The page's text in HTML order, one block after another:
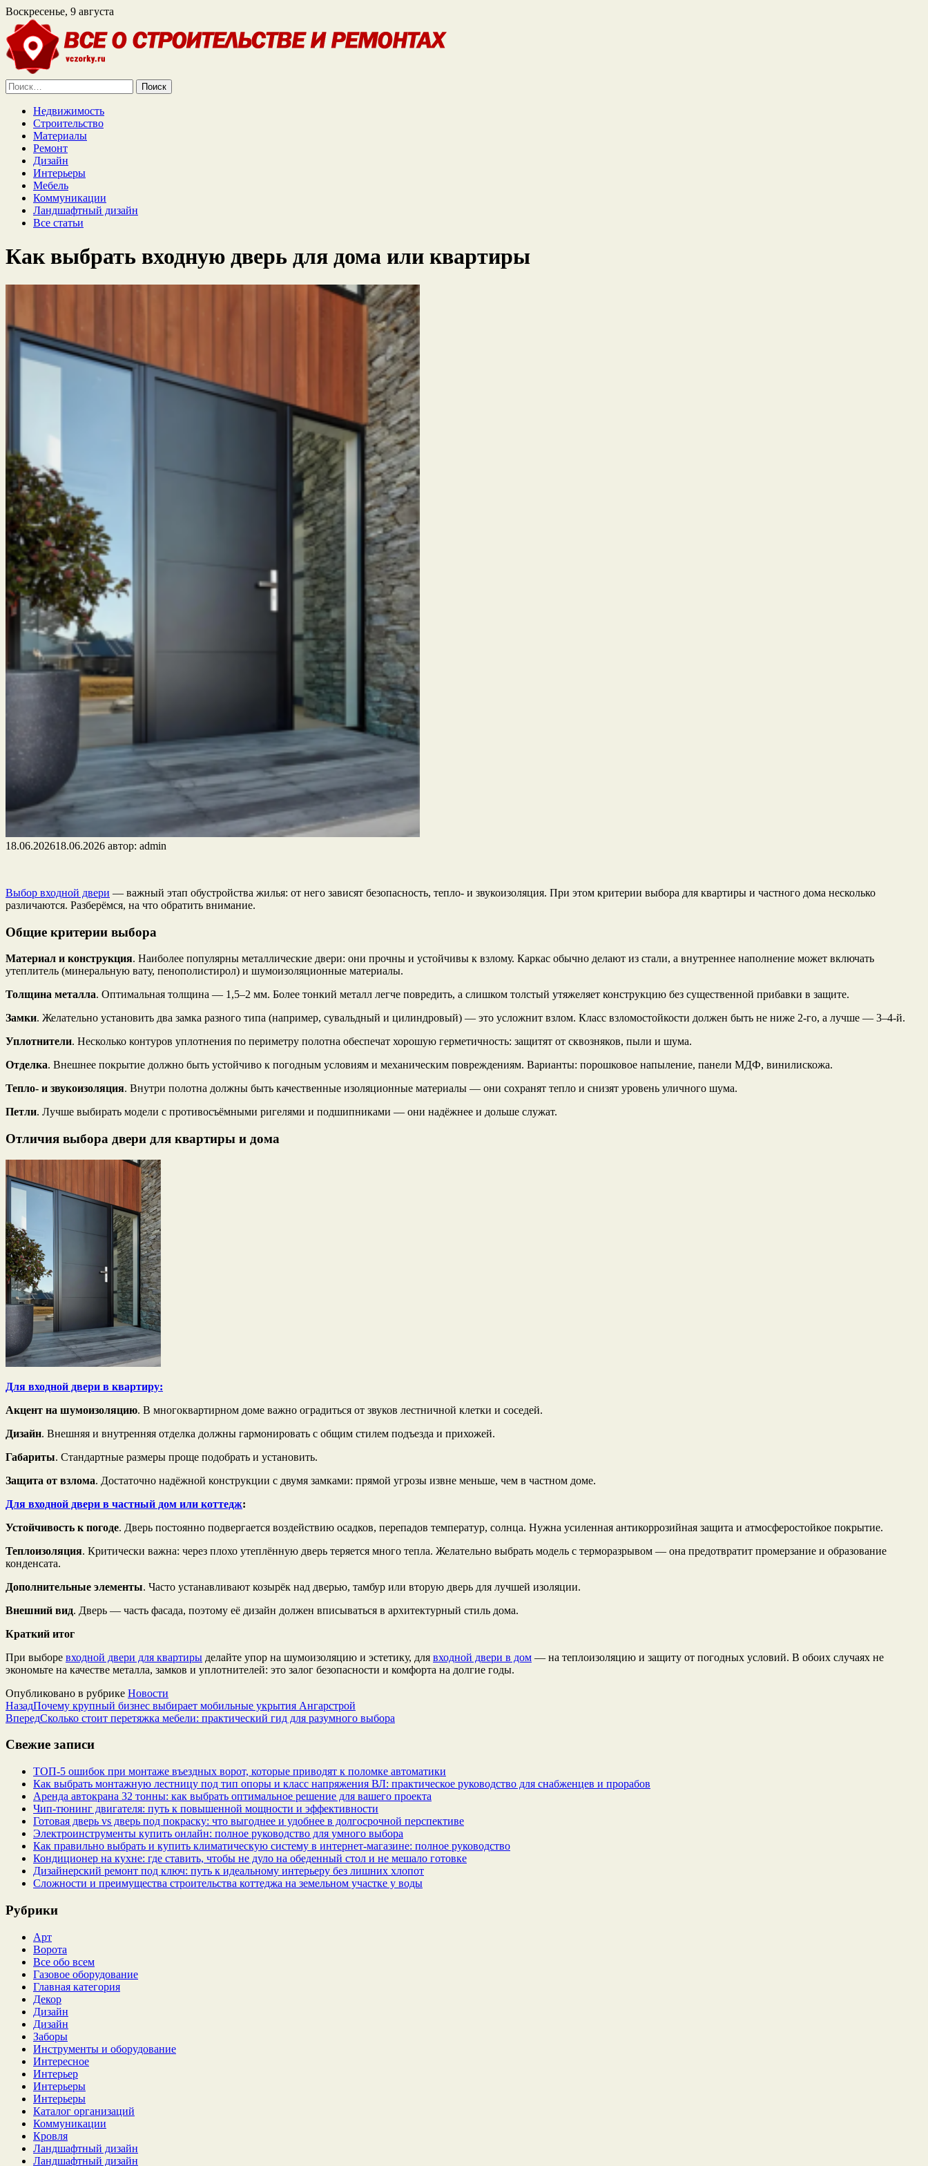
Воскресенье, 9 августа
Найти:
Недвижимость
Строительство
Материалы
Ремонт
Дизайн
Интерьеры
Мебель
Коммуникации
Ландшафтный дизайн
Все статьи
Как выбрать входную дверь для дома или квартиры
18.06.202618.06.2026 автор: admin
Выбор входной двери — важный этап обустройства жилья: от него зависят безопасность, тепло‑ и звукоизоляция. При этом критерии выбора для квартиры и частного дома несколько
различаются. Разберёмся, на что обратить внимание.
Общие критерии выбора
Материал и конструкция. Наиболее популярны металлические двери: они прочны и устойчивы к взлому. Каркас обычно делают из стали, а внутреннее наполнение может включать
утеплитель (минеральную вату, пенополистирол) и шумоизоляционные материалы.
Толщина металла. Оптимальная толщина — 1,5–2 мм. Более тонкий металл легче повредить, а слишком толстый утяжеляет конструкцию без существенной прибавки в защите.
Замки. Желательно установить два замка разного типа (например, сувальдный и цилиндровый) — это усложнит взлом. Класс взломостойкости должен быть не ниже 2‑го, а лучше — 3–4‑й.
Уплотнители. Несколько контуров уплотнения по периметру полотна обеспечат хорошую герметичность: защитят от сквозняков, пыли и шума.
Отделка. Внешнее покрытие должно быть устойчиво к погодным условиям и механическим повреждениям. Варианты: порошковое напыление, панели МДФ, винилискожа.
Тепло‑ и звукоизоляция. Внутри полотна должны быть качественные изоляционные материалы — они сохранят тепло и снизят уровень уличного шума.
Петли. Лучше выбирать модели с противосъёмными ригелями и подшипниками — они надёжнее и дольше служат.
Отличия выбора двери для квартиры и дома
Для входной двери в квартиру:
Акцент на шумоизоляцию. В многоквартирном доме важно оградиться от звуков лестничной клетки и соседей.
Дизайн. Внешняя и внутренняя отделка должны гармонировать с общим стилем подъезда и прихожей.
Габариты. Стандартные размеры проще подобрать и установить.
Защита от взлома. Достаточно надёжной конструкции с двумя замками: прямой угрозы извне меньше, чем в частном доме.
Для входной двери в частный дом или коттедж:
Устойчивость к погоде. Дверь постоянно подвергается воздействию осадков, перепадов температур, солнца. Нужна усиленная антикоррозийная защита и атмосферостойкое покрытие.
Теплоизоляция. Критически важна: через плохо утеплённую дверь теряется много тепла. Желательно выбрать модель с терморазрывом — она предотвратит промерзание и образование
конденсата.
Дополнительные элементы. Часто устанавливают козырёк над дверью, тамбур или вторую дверь для лучшей изоляции.
Внешний вид. Дверь — часть фасада, поэтому её дизайн должен вписываться в архитектурный стиль дома.
Краткий итог
При выборе входной двери для квартиры делайте упор на шумоизоляцию и эстетику, для входной двери в дом — на теплоизоляцию и защиту от погодных условий. В обоих случаях не
экономьте на качестве металла, замков и уплотнителей: это залог безопасности и комфорта на долгие годы.
Опубликовано в рубрике Новости
НазадПочему крупный бизнес выбирает мобильные укрытия Ангарстрой
ВпередСколько стоит перетяжка мебели: практический гид для разумного выбора
Свежие записи
ТОП-5 ошибок при монтаже въездных ворот, которые приводят к поломке автоматики
Как выбрать монтажную лестницу под тип опоры и класс напряжения ВЛ: практическое руководство для снабженцев и прорабов
Аренда автокрана 32 тонны: как выбрать оптимальное решение для вашего проекта
Чип‑тюнинг двигателя: путь к повышенной мощности и эффективности
Готовая дверь vs дверь под покраску: что выгоднее и удобнее в долгосрочной перспективе
Электроинструменты купить онлайн: полное руководство для умного выбора
Как правильно выбрать и купить климатическую систему в интернет‑магазине: полное руководство
Кондиционер на кухне: где ставить, чтобы не дуло на обеденный стол и не мешало готовке
Дизайнерский ремонт под ключ: путь к идеальному интерьеру без лишних хлопот
Сложности и преимущества строительства коттеджа на земельном участке у воды
Рубрики
Арт
Ворота
Все обо всем
Газовое оборудование
Главная категория
Декор
Дизайн
Дизайн
Заборы
Инструменты и оборудование
Интересное
Интерьер
Интерьеры
Интерьеры
Каталог организаций
Коммуникации
Кровля
Ландшафтный дизайн
Ландшафтный дизайн